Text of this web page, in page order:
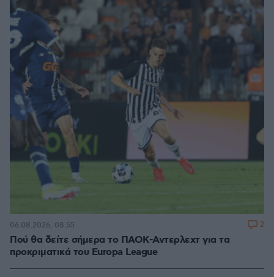
Πού θα δείτε σήμερα το ΠΑΟΚ-Αντερλεχτ για τα
προκριματικά του Europa League
06.08.2026, 08:55 2